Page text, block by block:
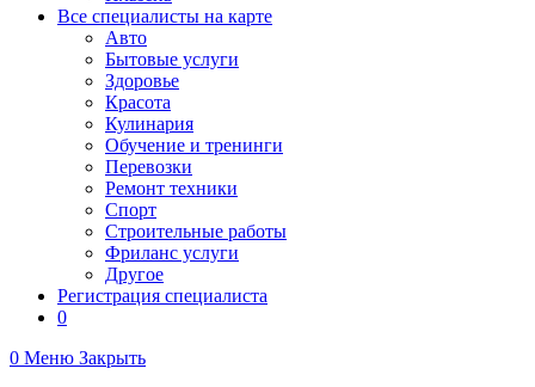
Все специалисты на карте
Авто
Бытовые услуги
Здоровье
Красота
Кулинария
Обучение и тренинги
Перевозки
Ремонт техники
Спорт
Строительные работы
Фриланс услуги
Другое
Регистрация специалиста
0
0 Меню Закрыть